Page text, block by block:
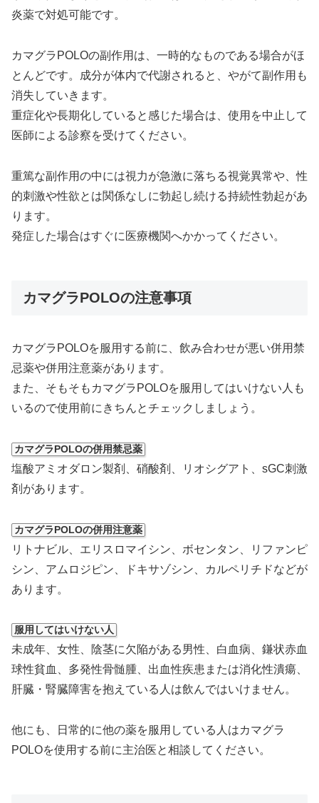
炎薬で対処可能です。
カマグラPOLOの副作用は、一時的なものである場合がほ
とんどです。成分が体内で代謝されると、やがて副作用も
消失していきます。
重症化や長期化していると感じた場合は、使用を中止して
医師による診察を受けてください。
重篤な副作用の中には視力が急激に落ちる視覚異常や、性
的刺激や性欲とは関係なしに勃起し続ける持続性勃起があ
ります。
発症した場合はすぐに医療機関へかかってください。
カマグラPOLOの注意事項
カマグラPOLOを服用する前に、飲み合わせが悪い併用禁
忌薬や併用注意薬があります。
また、そもそもカマグラPOLOを服用してはいけない人も
いるので使用前にきちんとチェックしましょう。
カマグラPOLOの併用禁忌薬
塩酸アミオダロン製剤、硝酸剤、リオシグアト、sGC刺激
剤があります。
カマグラPOLOの併用注意薬
リトナビル、エリスロマイシン、ボセンタン、リファンピ
シン、アムロジピン、ドキサゾシン、カルペリチドなどが
あります。
服用してはいけない人
未成年、女性、陰茎に欠陥がある男性、白血病、鎌状赤血
球性貧血、多発性骨髄腫、出血性疾患または消化性潰瘍、
肝臓・腎臓障害を抱えている人は飲んではいけません。
他にも、日常的に他の薬を服用している人はカマグラ
POLOを使用する前に主治医と相談してください。